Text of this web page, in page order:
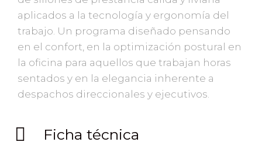
aplicados a la tecnología y ergonomía del
trabajo. Un programa diseñado pensando
en el confort, en la optimización postural en
la oficina para aquellos que trabajan horas
sentados y en la elegancia inherente a
despachos direccionales y ejecutivos.
Ficha técnica